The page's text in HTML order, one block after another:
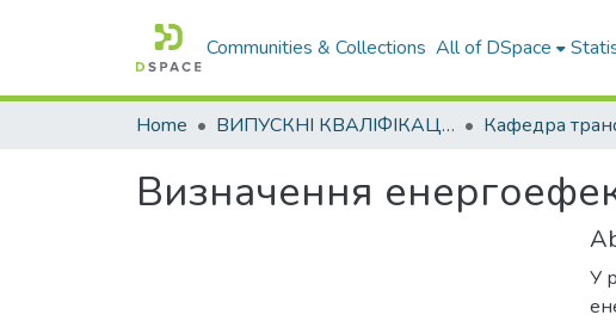
Communities & Collections All of DSpace
Home ВИПУСКНІ КВАЛІФІКАЦІЙНІ РОБОТИ
Визначення
У